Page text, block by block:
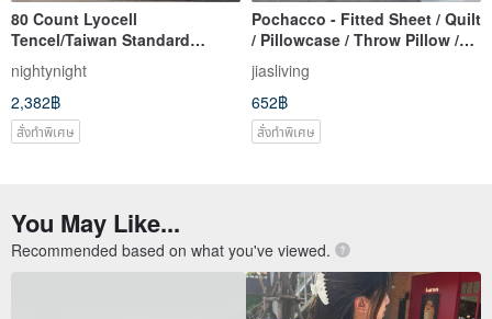
80 Count Lyocell
Tencel/Taiwan Standard
European Standard Bed Bag
Pillowcase Thin Duvet Cover
Duvet Cover/Cherry Brown
nightynight
2,382฿
สั่งทำพิเศษ
Pochacco - Fitted Sheet / Quilt
/ Pillowcase / Throw Pillow /
Duvet Cover - Officially
Licensed - IKEA Compatible -
Made in Taiwan
jiasliving
652฿
สั่งทำพิเศษ
You May Like...
Recommended based on what you've viewed.